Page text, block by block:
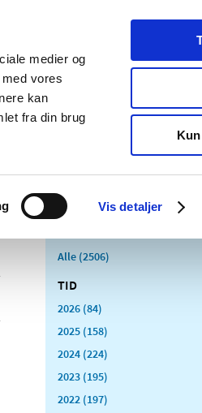
medier og
vores
kan
fra din brug
Vis detaljer
Udgivelser
Medicinsk
Særlige
produktområder
Alle (2506)
TID
2026 (84)
2025 (158)
2024 (224)
2023 (195)
2022 (197)